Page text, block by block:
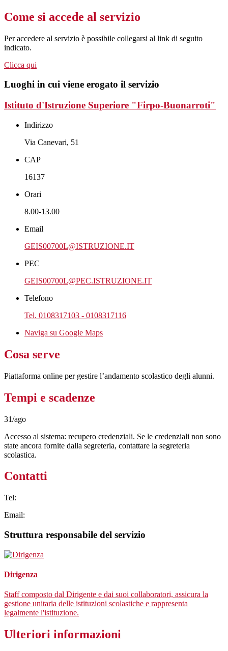
Come si accede al servizio
Per accedere al servizio è possibile collegarsi al link di seguito
indicato.
Clicca qui
Luoghi in cui viene erogato il servizio
Istituto d'Istruzione Superiore "Firpo-Buonarroti"
Indirizzo
Via Canevari, 51
CAP
16137
Orari
8.00-13.00
Email
GEIS00700L@ISTRUZIONE.IT
PEC
GEIS00700L@PEC.ISTRUZIONE.IT
Telefono
Tel. 0108317103 - 0108317116
Naviga su Google Maps
Cosa serve
Piattaforma online per gestire l’andamento scolastico degli alunni.
Tempi e scadenze
31/ago
Accesso al sistema: recupero credenziali. Se le credenziali non sono
state ancora fornite dalla segreteria, contattare la segreteria
scolastica.
Contatti
Tel:
Email:
Struttura responsabile del servizio
Dirigenza
Staff composto dal Dirigente e dai suoi collaboratori, assicura la
gestione unitaria delle istituzioni scolastiche e rappresenta
legalmente l'istituzione.
Ulteriori informazioni